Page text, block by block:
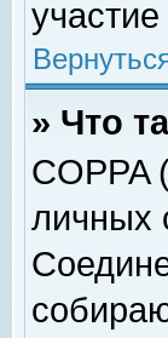
» Что
COPPA
личных